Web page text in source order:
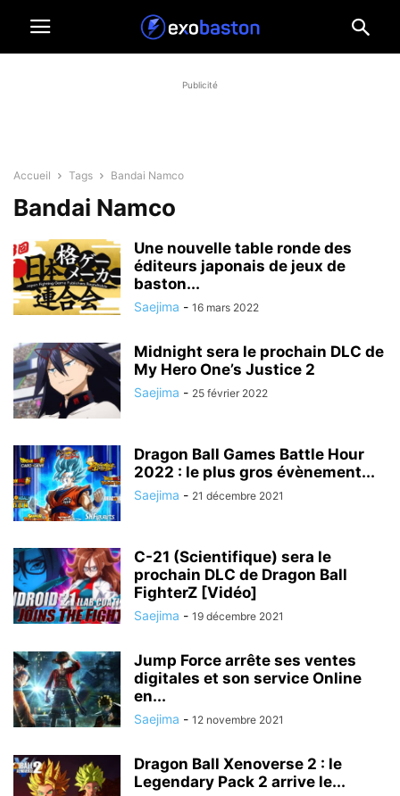
Publicité
Accueil Tags Bandai Namco
Bandai Namco
Une nouvelle table ronde des
éditeurs japonais de jeux de
baston...
Saejima - 16 mars 2022
Midnight sera le prochain DLC de
My Hero One’s Justice 2
Saejima - 25 février 2022
Dragon Ball Games Battle Hour
2022 : le plus gros évènement...
Saejima - 21 décembre 2021
C-21 (Scientifique) sera le
prochain DLC de Dragon Ball
FighterZ [Vidéo]
Saejima - 19 décembre 2021
Jump Force arrête ses ventes
digitales et son service Online
en...
Saejima - 12 novembre 2021
Dragon Ball Xenoverse 2 : le
Legendary Pack 2 arrive le...